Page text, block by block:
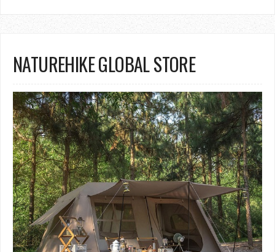
NATUREHIKE GLOBAL STORE